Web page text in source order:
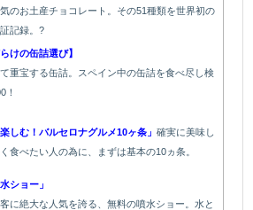
のお土産チョコレート。その51種類を世界初の
記録。?
けの缶詰選び】
重宝する缶詰。スペイン中の缶詰を食べ尽し検
！
楽しむ！バルセロナグルメ10ヶ条」確実に美味し
食べたい人の為に、まずは基本の10ヵ条。
ショー」
に絶大な人気を誇る、無料の噴水ショー。水と